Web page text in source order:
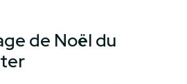
de Noël du